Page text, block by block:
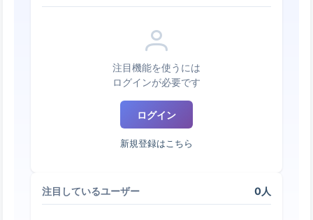
注目機能を使うには
ログインが必要です
ログイン
新規登録はこちら
注目しているユーザー 0人